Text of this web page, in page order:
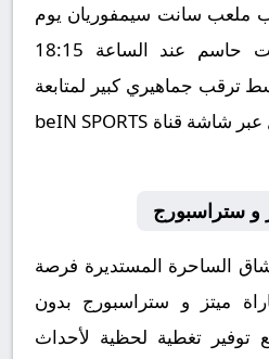
ملعب سانت سيمفوريان يوم
2025-08-17، في توقيت حاسم عند الساعة 18:15
ترقب جماهيري كبير لمتابعة
مجريات اللقاء الذي ينقل عبر شاشة قناة beIN SPORTS
و ستراسبورج
الساحرة المستديرة فرصة
ميتز و ستراسبورج بدون
توفير تغطية لحظية لأحداث